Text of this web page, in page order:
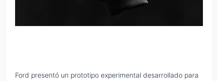
Ford presentó un prototipo experimental desarrollado para